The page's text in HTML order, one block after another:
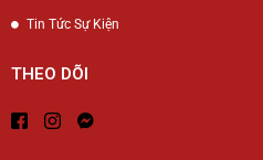
Tin Tức Sự Kiện
THEO DÕI